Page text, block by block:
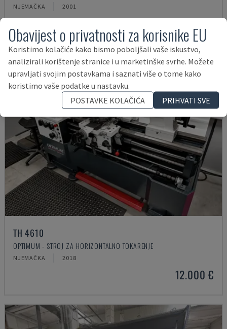
NJEMAČKA 2001
14.000 €
TH 4610
OPTIMUM - STROJ ZA HORIZONTALNO TOKARENJE
NJEMAČKA 2018
12.000 €
Obavijest o privatnosti za korisnike EU
Koristimo kolačiće kako bismo poboljšali vaše iskustvo,
analizirali korištenje stranice i u marketinške svrhe. Možete
upravljati svojim postavkama i saznati više o tome kako
koristimo vaše podatke u nastavku.
POSTAVKE KOLAČIĆA
PRIHVATI SVE